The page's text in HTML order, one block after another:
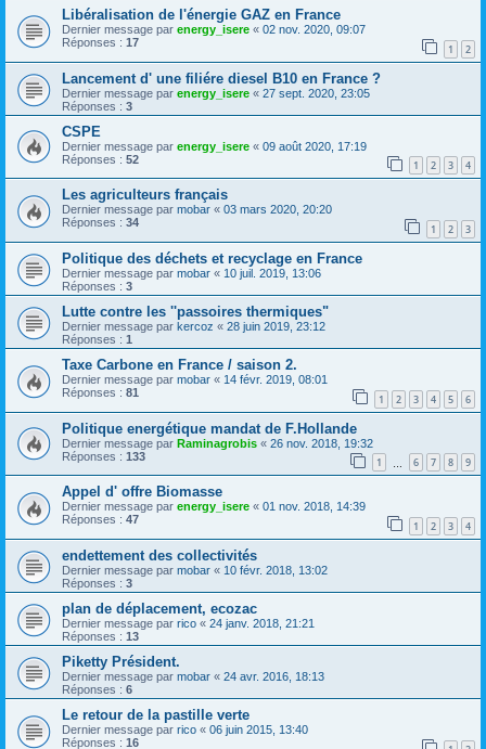
Libéralisation de l'énergie GAZ en France
Dernier message par energy_isere « 02 nov. 2020, 09:07
Réponses : 17 1 2
Lancement d' une filiére diesel B10 en France ?
Dernier message par energy_isere « 27 sept. 2020, 23:05
Réponses : 3
CSPE
Dernier message par energy_isere « 09 août 2020, 17:19
Réponses : 52 1 2 3 4
Les agriculteurs français
Dernier message par mobar « 03 mars 2020, 20:20
Réponses : 34 1 2 3
Politique des déchets et recyclage en France
Dernier message par mobar « 10 juil. 2019, 13:06
Réponses : 3
Lutte contre les ''passoires thermiques"
Dernier message par kercoz « 28 juin 2019, 23:12
Réponses : 1
Taxe Carbone en France / saison 2.
Dernier message par mobar « 14 févr. 2019, 08:01
Réponses : 81 1 2 3 4 5 6
Politique energétique mandat de F.Hollande
Dernier message par Raminagrobis « 26 nov. 2018, 19:32
Réponses : 133 1 6 7 8 9
Appel d' offre Biomasse
Dernier message par energy_isere « 01 nov. 2018, 14:39
Réponses : 47 1 2 3 4
endettement des collectivités
Dernier message par mobar « 10 févr. 2018, 13:02
Réponses : 3
plan de déplacement, ecozac
Dernier message par rico « 24 janv. 2018, 21:21
Réponses : 13
Piketty Président.
Dernier message par mobar « 24 avr. 2016, 18:13
Réponses : 6
Le retour de la pastille verte
Dernier message par rico « 06 juin 2015, 13:40
Réponses : 16